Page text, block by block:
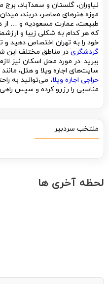
نیاوران، گلستان و سعدآباد،
موزه هنرهای معاصر، دربند،
طبیعت، عمارت مسعودیه و … از
که هر کدام به شکلی زیبا و
خود را به تهران اختصاص دهید
گردشگری در مناطق مختلف این
ببرید. در مورد محل اسکان نیز
سایت‌های اجاره ویلا و هتل، مانند
حراجی اجاره ویلا، می‌توانید به
مناسبی را رزرو کرده و سپس
منتخب سردبیر
لحظه آخری ها